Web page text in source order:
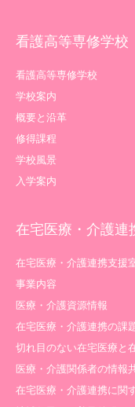
看護高等専修学校
看護高等専修学校
学校案内
概要と沿革
修得課程
学校風景
入学案内
在宅医療・介護連
在宅医療・介護連携支援
事業内容
医療・介護資源情報
在宅医療・介護連携の課
切れ目のない在宅医療と
医療・介護関係者の情報
在宅医療・介護連携に関